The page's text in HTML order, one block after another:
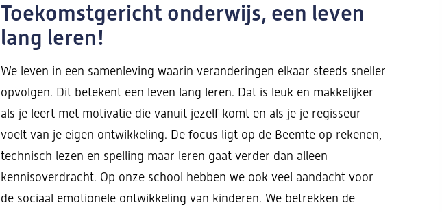
Toekomstgericht onderwijs, een leven
lang leren!
We leven in een samenleving waarin veranderingen elkaar steeds sneller
opvolgen. Dit betekent een leven lang leren. Dat is leuk en makkelijker
als je leert met motivatie die vanuit jezelf komt en als je je regisseur
voelt van je eigen ontwikkeling. De focus ligt op de Beemte op rekenen,
technisch lezen en spelling maar leren gaat verder dan alleen
kennisoverdracht. Op onze school hebben we ook veel aandacht voor
de sociaal emotionele ontwikkeling van kinderen. We betrekken de